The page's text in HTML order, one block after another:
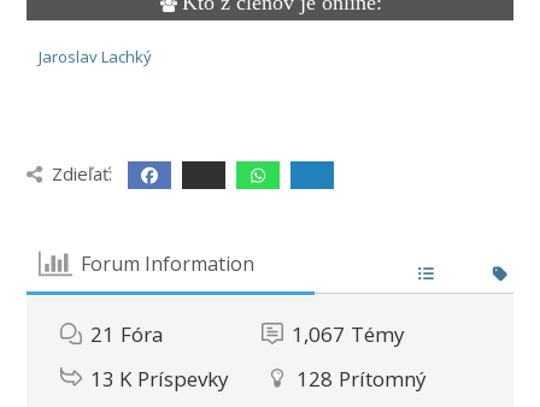
Jaroslav Lachký
Zdieľať:
Forum Information
21 Fóra 1,067 Témy
13 K Príspevky 128 Prítomný